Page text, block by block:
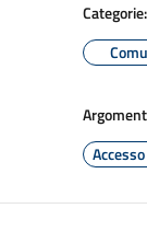
Categorie: